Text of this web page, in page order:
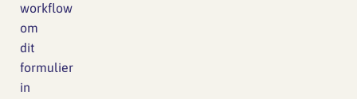
workflow
om
dit
formulier
in